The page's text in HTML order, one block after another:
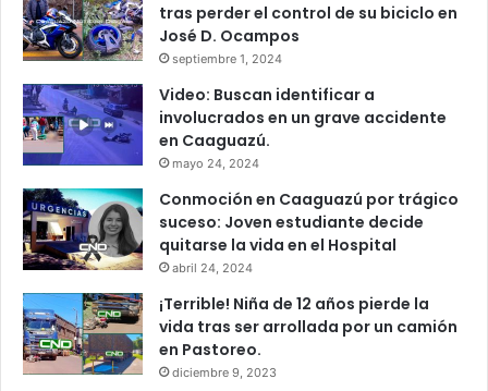
tras perder el control de su biciclo en
José D. Ocampos
septiembre 1, 2024
Video: Buscan identificar a
involucrados en un grave accidente
en Caaguazú.
mayo 24, 2024
Conmoción en Caaguazú por trágico
suceso: Joven estudiante decide
quitarse la vida en el Hospital
abril 24, 2024
¡Terrible! Niña de 12 años pierde la
vida tras ser arrollada por un camión
en Pastoreo.
diciembre 9, 2023